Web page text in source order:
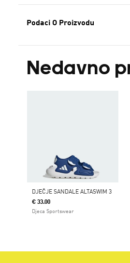
Podaci O Proizvodu
Nedavno
DJEČJE SANDALE ALTASWIM 3
€ 33.00
Djeca Sportswear